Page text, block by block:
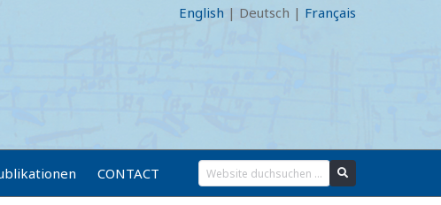
English | Deutsch | Français
CONTACT